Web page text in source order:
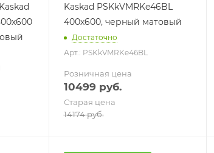
Kaskad PSKkVMRKe46BL
400х600, черный матовый
Достаточно
Арт.: PSKkVMRKe46BL
Розничная цена
10499 руб.
Старая цена
14174руб.